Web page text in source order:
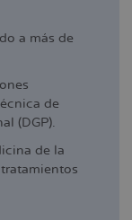
a más de
de
(DGP).
de la